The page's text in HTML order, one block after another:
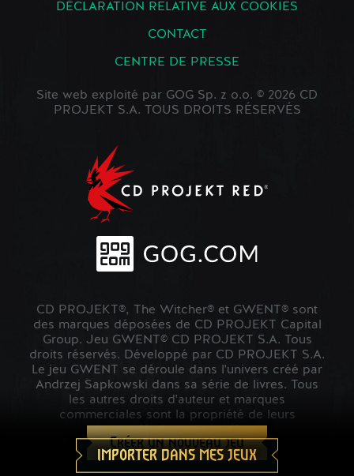
Créer un nouveau jeu
IMPORTER DANS MES JEUX
DÉCLARATION RELATIVE AUX COOKIES
CONTACT
CENTRE DE PRESSE
Site web exploité par GOG Sp. z o.o. © 2026 CD
PROJEKT S.A. TOUS DROITS RÉSERVÉS
CD PROJEKT®, The Witcher® et GWENT® sont
des marques déposées de CD PROJEKT Capital
Group. Jeu GWENT© CD PROJEKT S.A. Tous
droits réservés. Développé par CD PROJEKT S.A.
Le jeu GWENT se déroule dans l'univers créé par
Andrzej Sapkowski dans sa série de livres. Tous
les autres droits d'auteur et marques
commerciales sont la propriété de leurs
propriétaires respectifs.